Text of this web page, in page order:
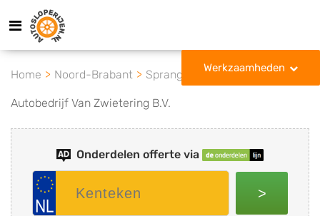
Werkzaamheden
Home Noord-Brabant Sprang-Capelle
Autobedrijf Van Zwietering B.V.
Onderdelen offerte via
>